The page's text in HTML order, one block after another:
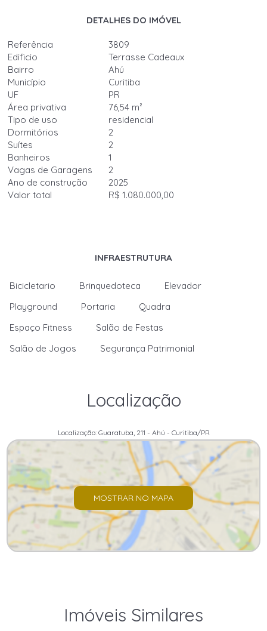
DETALHES DO IMÓVEL
Referência
3809
Edificio
Terrasse Cadeaux
Bairro
Ahú
Município
Curitiba
UF
PR
Área privativa
76,54 m²
Tipo de uso
residencial
Dormitórios
2
Suítes
2
Banheiros
1
Vagas de Garagens
2
Ano de construção
2025
Valor total
R$ 1.080.000,00
INFRAESTRUTURA
Bicicletario Brinquedoteca
Elevador
Playground
Portaria
Quadra
Espaço Fitness
Salão de Festas
Salão de Jogos
Segurança Patrimonial
Localização
Localização: Guaratuba, 211 - Ahú - Curitiba/PR
MOSTRAR NO MAPA
Imóveis Similares